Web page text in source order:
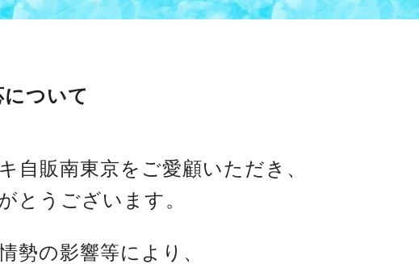
ついて
自販南東京をご愛顧いただき、
とうございます。
勢の影響等により、